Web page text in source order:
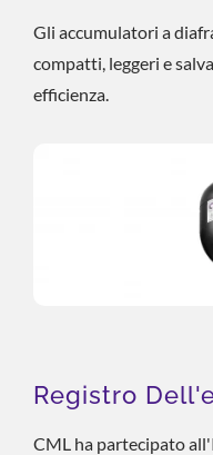
Gli accumulatori a
compatti, leggeri e
efficienza.
Registro
CML ha partecipato